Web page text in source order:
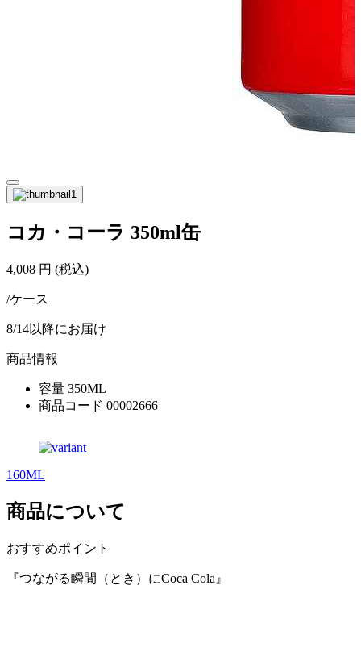
コカ・コーラ 350ml缶
4,008 円 (税込)
/ケース
8/14以降にお届け
商品情報
容量 350ML
商品コード 00002666
160ML
商品について
おすすめポイント
『つながる瞬間（とき）にCoca Cola』